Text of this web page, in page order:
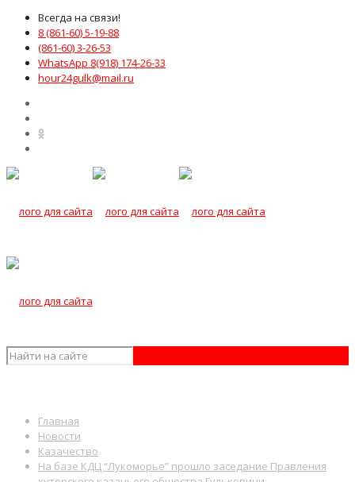
Всегда на связи!
8 (861-60) 5-19-88
(861-60) 3-26-53
WhatsApp 8(918) 174-26-33
hour24gulk@mail.ru
Главная
Новости
Казачество
На базе КДЦ “Лукоморье” прошло заседание Правления